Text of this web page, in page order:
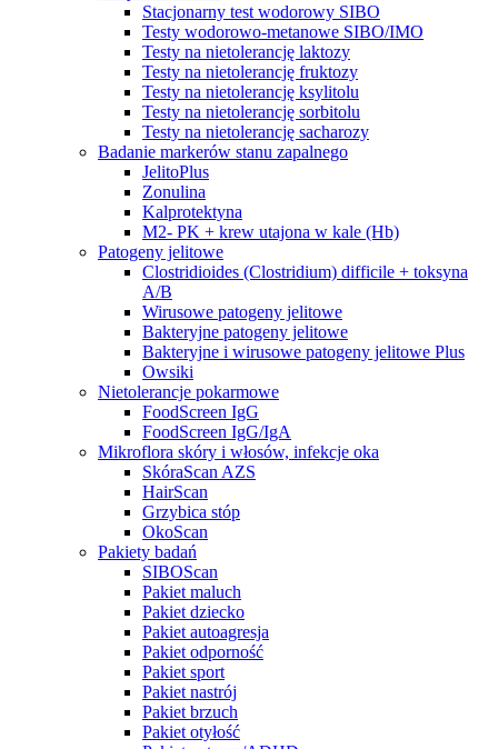
Stacjonarny test wodorowy SIBO
Testy wodorowo-metanowe SIBO/IMO
Testy na nietolerancję laktozy
Testy na nietolerancję fruktozy
Testy na nietolerancję ksylitolu
Testy na nietolerancję sorbitolu
Testy na nietolerancję sacharozy
Badanie markerów stanu zapalnego
JelitoPlus
Zonulina
Kalprotektyna
M2- PK + krew utajona w kale (Hb)
Patogeny jelitowe
Clostridioides (Clostridium) difficile + toksyna
A/B
Wirusowe patogeny jelitowe
Bakteryjne patogeny jelitowe
Bakteryjne i wirusowe patogeny jelitowe Plus
Owsiki
Nietolerancje pokarmowe
FoodScreen IgG
FoodScreen IgG/IgA
Mikroflora skóry i włosów, infekcje oka
SkóraScan AZS
HairScan
Grzybica stóp
OkoScan
Pakiety badań
SIBOScan
Pakiet maluch
Pakiet dziecko
Pakiet autoagresja
Pakiet odporność
Pakiet sport
Pakiet nastrój
Pakiet brzuch
Pakiet otyłość